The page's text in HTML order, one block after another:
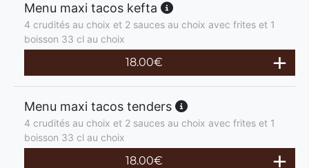
Menu maxi tacos kefta
4 crudités au choix et 2 sauces au choix avec frites et 1
boisson 33 cl au choix
18.00€
Menu maxi tacos tenders
4 crudités au choix et 2 sauces au choix avec frites et 1
boisson 33 cl au choix
18.00€